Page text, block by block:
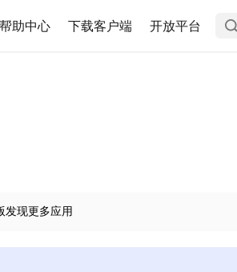
帮助中心 下载客户端 开放平台
发现更多应用